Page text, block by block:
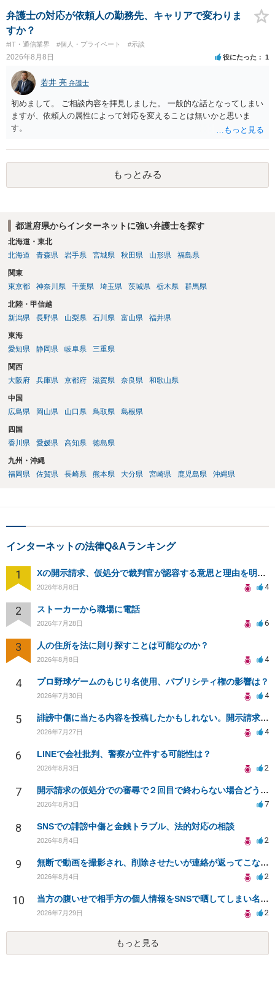
弁護士の対応が依頼人の勤務先、キャリアで変わりま
すか？
#IT・通信業界 #個人・プライベート #示談
2026年8月8日 役にたった 1
若井 亮 弁護士
初めまして。 ご相談内容を拝見しました。 一般的な話となってしまい
ますが、依頼人の属性によって対応を変えることは無いかと思いま
す。
もっとみる
都道府県からインターネットに強い弁護士を探す
北海道・東北
北海道
青森県 岩手県 宮城県 秋田県 山形県 福島県
関東
東京都
神奈川県 千葉県 埼玉県 茨城県 栃木県 群馬県
北陸・甲信越
新潟県
長野県 山梨県 石川県 富山県 福井県
東海
愛知県
静岡県 岐阜県 三重県
関西
大阪府
兵庫県 京都府 滋賀県 奈良県 和歌山県
中国
広島県
岡山県 山口県 鳥取県 島根県
四国
香川県
愛媛県 高知県 徳島県
九州・沖縄
福岡県
佐賀県 長崎県 熊本県 大分県 宮崎県 鹿児島県 沖縄県
インターネットの法律Q&Aランキング
1 Xの開示請求、仮処分で裁判官が認容する意思と理由を明確化しても、相手側は争って引き延ばしますか
2026年8月8日 4
2 ストーカーから職場に電話
2026年7月28日 6
3 人の住所を法に則り探すことは可能なのか？
2026年8月8日 4
4 プロ野球ゲームのもじり名使用、パブリシティ権の影響は？
2026年7月30日 4
5 誹謗中傷に当たる内容を投稿したかもしれない。開示請求や民事刑事裁判に発展しうるのか教えて欲しい。
2026年7月27日 4
6 LINEで会社批判、警察が立件する可能性は？
2026年8月3日 2
7 開示請求の仮処分での審尋で２回目で終わらない場合どうしたらいいですか
2026年8月3日 7
8 SNSでの誹謗中傷と金銭トラブル、法的対応の相談
2026年8月4日 2
9 無断で動画を撮影され、削除させたいが連絡が返ってこない。
2026年8月4日 2
10 当方の腹いせで相手方の個人情報をSNSで晒してしまい名誉毀損させてしまったかもしれない
2026年7月29日 2
もっと見る